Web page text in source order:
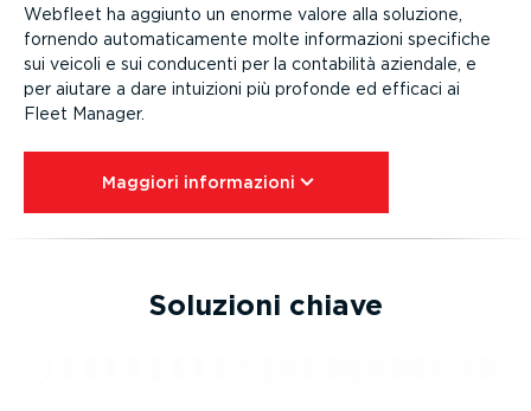
Webfleet ha aggiunto un enorme valore alla soluzione,
fornendo automa­ti­ca­mente molte infor­ma­zioni specifiche
sui veicoli e sui conducenti per la contabilità aziendale, e
per aiutare a dare intuizioni più profonde ed efficaci ai
Fleet Manager.
Maggiori infor­ma­zioni⁠
Soluzioni chiave